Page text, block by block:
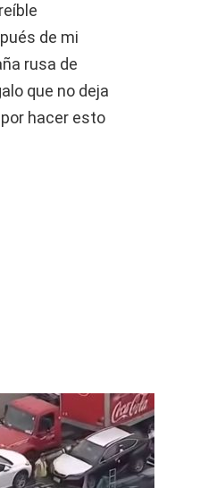
de mi
rusa de
que no deja
hacer esto